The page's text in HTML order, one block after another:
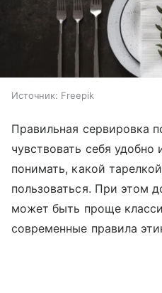
Источник: Freepik
Правильная сервировка
чувствовать себя удобно
понимать, какой
пользоваться. При этом
может быть проще
современные правила